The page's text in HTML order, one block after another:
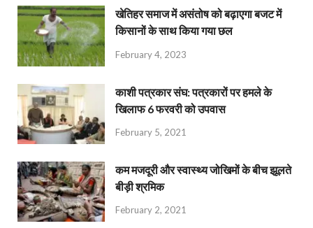
खेतिहर समाज में असंतोष को बढ़ाएगा बजट में
किसानों के साथ किया गया छल
February 4, 2023
काशी पत्रकार संघ: पत्रकारों पर हमले के
खिलाफ 6 फरवरी को उपवास
February 5, 2021
कम मजदूरी और स्वास्थ्य जोखिमों के बीच झूलते
बीड़ी श्रमिक
February 2, 2021